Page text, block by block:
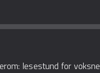
lesestund for voksne